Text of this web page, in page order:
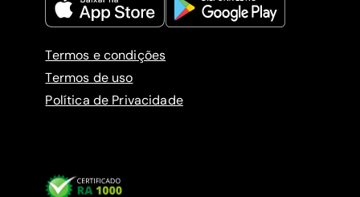
Termos e condições
Termos de uso
Política de Privacidade